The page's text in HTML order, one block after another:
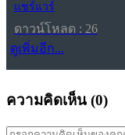
แชร์แวร์
ดาวน์โหลด : 26
ดูเพิ่มอีก...
ความคิดเห็น (0)